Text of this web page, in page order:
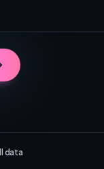
data